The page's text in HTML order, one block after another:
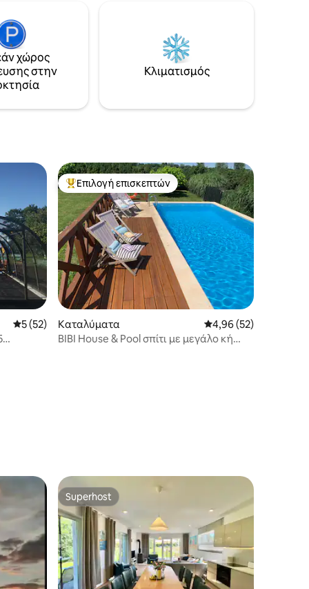
στην
για
ή
για 6 άτομα, Το ιδανικό μέρος για να
χαλαρώσετε για τους ανθρώπους που
αναζητούν ησυχία και εγγύτητα στη
φύση. Χαρίστε στον εαυτό σας
χώρος
στην
Κλιματισμός
Μέση βαθμολογία: 5 στα 5, 52 κριτικές
5 (52)
Κορυφαία επιλογή επισκεπτών
Επιλογή επισκεπτών
Καταλύματα Μέση βαθμολογία:
4,96 (52)
BIBI House & Pool σπίτι με μεγάλο κή
Superhost
Superhost